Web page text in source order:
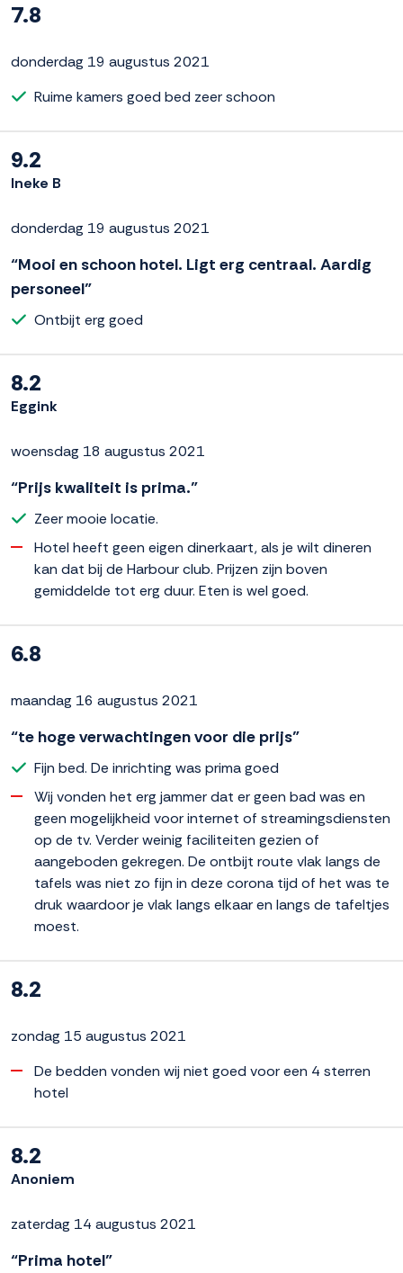
7.8
donderdag 19 augustus 2021
Ruime kamers goed bed zeer schoon
9.2
Ineke B
donderdag 19 augustus 2021
“Mooi en schoon hotel. Ligt erg centraal. Aardig
personeel”
Ontbijt erg goed
8.2
Eggink
woensdag 18 augustus 2021
“Prijs kwaliteit is prima.”
Zeer mooie locatie.
Hotel heeft geen eigen dinerkaart, als je wilt dineren
kan dat bij de Harbour club. Prijzen zijn boven
gemiddelde tot erg duur. Eten is wel goed.
6.8
maandag 16 augustus 2021
“te hoge verwachtingen voor die prijs”
Fijn bed. De inrichting was prima goed
Wij vonden het erg jammer dat er geen bad was en
geen mogelijkheid voor internet of streamingsdiensten
op de tv. Verder weinig faciliteiten gezien of
aangeboden gekregen. De ontbijt route vlak langs de
tafels was niet zo fijn in deze corona tijd of het was te
druk waardoor je vlak langs elkaar en langs de tafeltjes
moest.
8.2
zondag 15 augustus 2021
De bedden vonden wij niet goed voor een 4 sterren
hotel
8.2
Anoniem
zaterdag 14 augustus 2021
“Prima hotel”